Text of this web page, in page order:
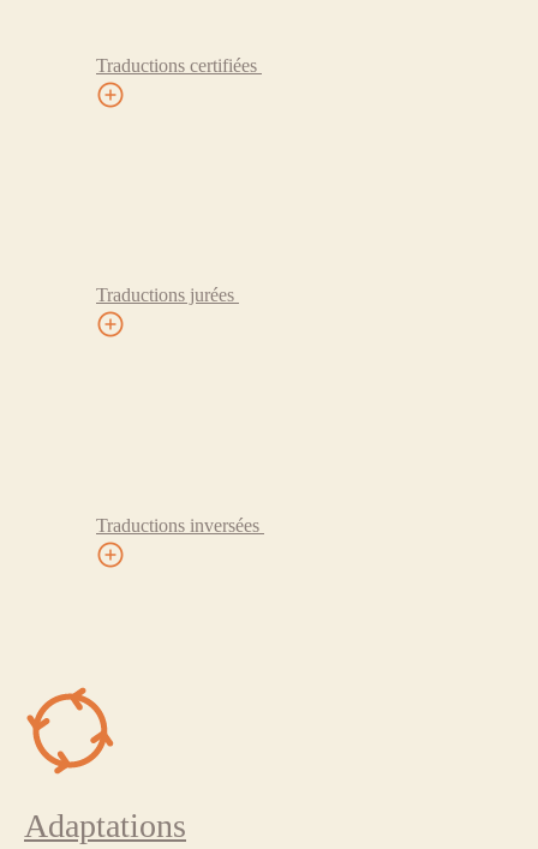
Traductions certifiées
Traductions jurées
Traductions inversées
Adaptations